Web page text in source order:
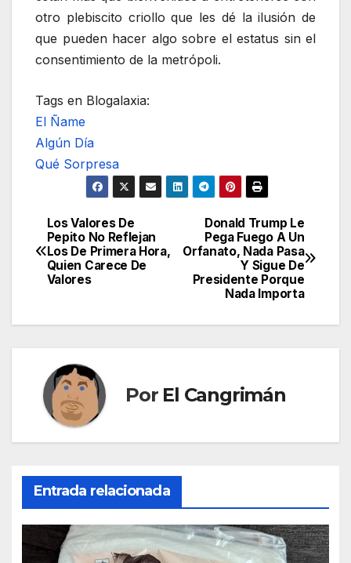
otro plebiscito criollo que les dé la ilusión de
que pueden hacer algo sobre el estatus sin el
consentimiento de la metrópoli.
Tags en Blogalaxia:
El Ñame
Algún Día
Qué Sorpresa
Navegación
de
Donald Trump Le
Pega Fuego A Un
Orfanato, Nada Pasa
Y Sigue De
Presidente Porque
Nada Importa
Los Valores De
Pepito No Reflejan
Los De Primera Hora,
Quien Carece De
Valores
Por El Cangrimán
Entrada relacionada